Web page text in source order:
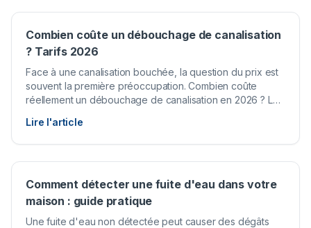
Combien coûte un débouchage de canalisation
? Tarifs 2026
Face à une canalisation bouchée, la question du prix est
souvent la première préoccupation. Combien coûte
réellement un débouchage de canalisation en 2026 ? Les
d'intervention, la complexité du problème et le
prestataire choisi. Il est donc essentiel de bien s'informer
Lire l'article
Comment détecter une fuite d'eau dans votre
maison : guide pratique
Une fuite d'eau non détectée peut causer des dégâts